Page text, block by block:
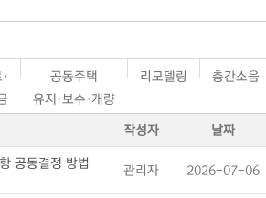
공동주택
유지·보수·개량
리모델링 층간소음
작성자 날짜
공동결정 방법
관리자 2026-07-06